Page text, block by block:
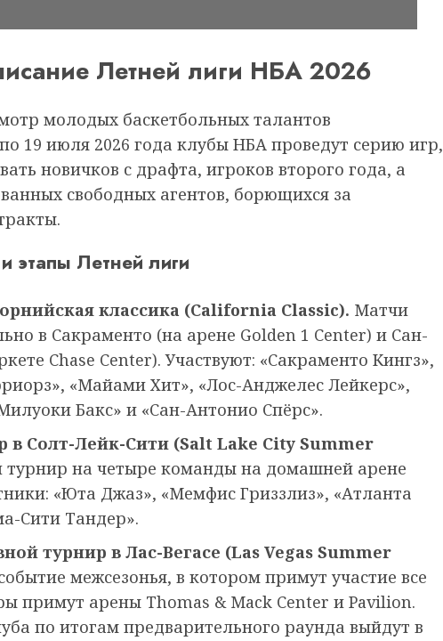
Летней лиги НБА 2026
молодых баскетбольных талантов
19 июля 2026 года клубы НБА проведут серию игр,
новичков с драфта, игроков второго года, а
свободных агентов, борющихся за
этапы Летней лиги
классика (California Classic). Матчи
в Сакраменто (на арене Golden 1 Center) и Сан-
Chase Center). Участвуют: «Сакраменто Кингз»,
«Майами Хит», «Лос-Анджелес Лейкерс»,
Бакс» и «Сан-Антонио Спёрс».
в Солт-Лейк-Сити (Salt Lake City Summer
турнир на четыре команды на домашней арене
«Юта Джаз», «Мемфис Гриззлиз», «Атланта
Сити Тандер».
турнир в Лас-Вегасе (Las Vegas Summer
межсезонья, в котором примут участие все
примут арены Thomas & Mack Center и Pavilion.
по итогам предварительного раунда выйдут в